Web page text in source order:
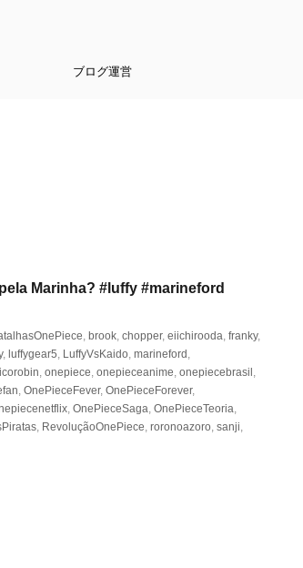
ブログ運営
Marinha? #luffy #marineford
, brook, chopper, eiichirooda, franky,
, luffygear5, LuffyVsKaido, marineford ,
, onepiece, onepieceanime, onepiecebrasil ,
, OnePieceFever, OnePieceForever,
, OnePieceSaga, OnePieceTeoria,
, RevoluçãoOnePiece, roronoazoro, sanji,